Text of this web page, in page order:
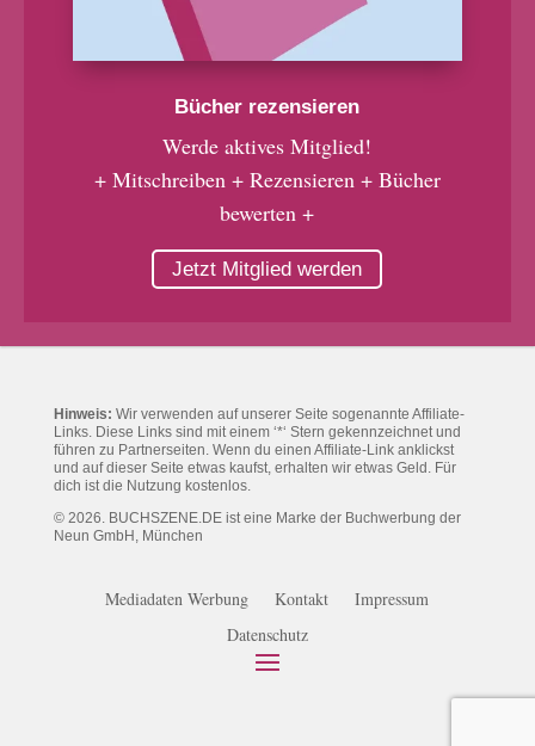
Bücher rezensieren
Werde aktives Mitglied!
+ Mitschreiben + Rezensieren + Bücher
bewerten +
Jetzt Mitglied werden
Hinweis: Wir verwenden auf unserer Seite sogenannte Affiliate-
Links. Diese Links sind mit einem ‘*‘ Stern gekennzeichnet und
führen zu Partnerseiten. Wenn du einen Affiliate-Link anklickst
und auf dieser Seite etwas kaufst, erhalten wir etwas Geld. Für
dich ist die Nutzung kostenlos.
© 2026. BUCHSZENE.DE ist eine Marke der Buchwerbung der
Neun GmbH, München
Mediadaten Werbung Kontakt
Impressum
Datenschutz